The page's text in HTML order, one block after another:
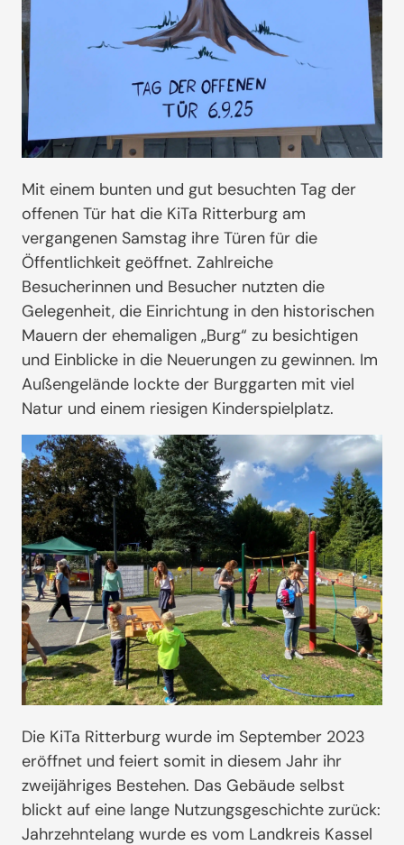
Mit einem bunten und gut besuchten Tag der
offenen Tür hat die KiTa Ritterburg am
vergangenen Samstag ihre Türen für die
Öffentlichkeit geöffnet. Zahlreiche
Besucherinnen und Besucher nutzten die
Gelegenheit, die Einrichtung in den historischen
Mauern der ehemaligen „Burg“ zu besichtigen
und Einblicke in die Neuerungen zu gewinnen. Im
Außengelände lockte der Burggarten mit viel
Natur und einem riesigen Kinderspielplatz.
Die KiTa Ritterburg wurde im September 2023
eröffnet und feiert somit in diesem Jahr ihr
zweijähriges Bestehen. Das Gebäude selbst
blickt auf eine lange Nutzungsgeschichte zurück:
Jahrzehntelang wurde es vom Landkreis Kassel